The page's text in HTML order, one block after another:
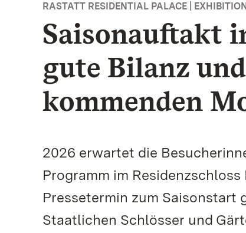
RASTATT RESIDENTIAL PALACE |
Saisonauftakt
gute Bilanz
kommenden
2026 erwartet die
Programm im
Pressetermin zum Saisonstart
Staatlichen Schlösser und